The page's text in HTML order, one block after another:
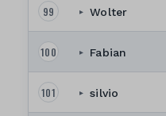
99 ▸ Wolter
100 ▸ Fabian
101 ▸ silvio